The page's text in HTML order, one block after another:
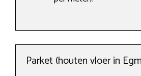
Parket (houten vloer in